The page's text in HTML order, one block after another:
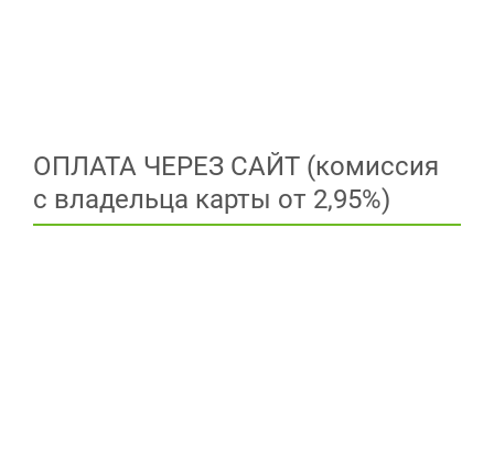
ОПЛАТА ЧЕРЕЗ САЙТ (комиссия
с владельца карты от 2,95%)